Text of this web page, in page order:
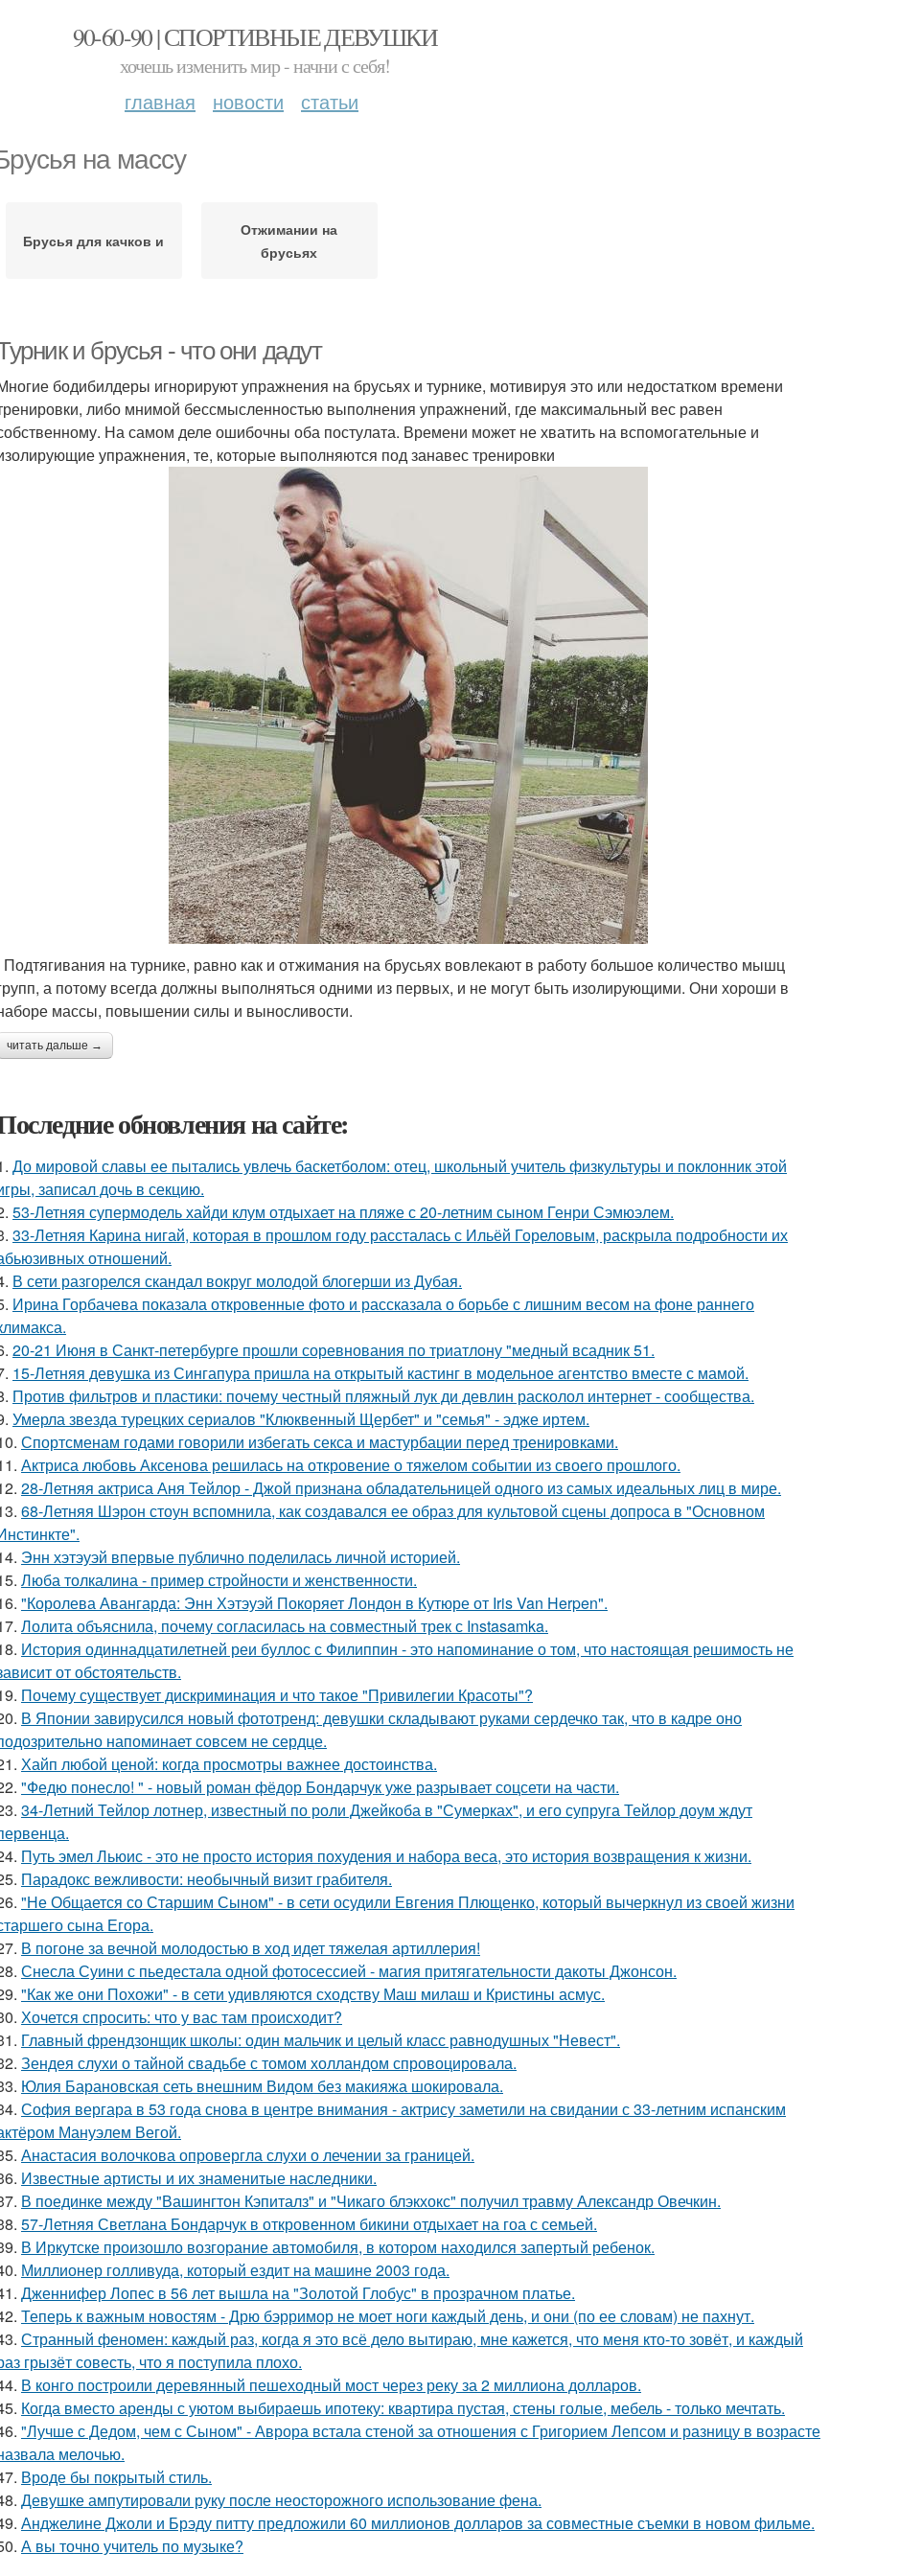
90-60-90 | СПОРТИВНЫЕ ДЕВУШКИ
хочешь изменить мир - начни с себя!
главная новости статьи
на массу
Брусья для качков и
Отжимании на
брусьях
и брусья - что они дадут
бодибилдеры игнорируют упражнения на брусьях и турнике, мотивируя это или недостатком времени
либо мнимой бессмысленностью выполнения упражнений, где максимальный вес равен
На самом деле ошибочны оба постулата. Времени может не хватить на вспомогательные и
упражнения, те, которые выполняются под занавес тренировки
Подтягивания на турнике, равно как и отжимания на брусьях вовлекают в работу большое количество мышц
а потому всегда должны выполняться одними из первых, и не могут быть изолирующими. Они хороши в
массы, повышении силы и выносливости.
читать дальше →
обновления на сайте:
До мировой славы ее пытались увлечь баскетболом: отец, школьный учитель физкультуры и поклонник этой
записал дочь в секцию.
53-Летняя супермодель хайди клум отдыхает на пляже с 20-летним сыном Генри Сэмюэлем.
33-Летняя Карина нигай, которая в прошлом году рассталась с Ильёй Гореловым, раскрыла подробности их
отношений.
В сети разгорелся скандал вокруг молодой блогерши из Дубая.
Ирина Горбачева показала откровенные фото и рассказала о борьбе с лишним весом на фоне раннего
20-21 Июня в Санкт-петербурге прошли соревнования по триатлону "медный всадник 51.
15-Летняя девушка из Сингапура пришла на открытый кастинг в модельное агентство вместе с мамой.
Против фильтров и пластики: почему честный пляжный лук ди девлин расколол интернет - сообщества.
Умерла звезда турецких сериалов "Клюквенный Щербет" и "семья" - эдже иртем.
Спортсменам годами говорили избегать секса и мастурбации перед тренировками.
Актриса любовь Аксенова решилась на откровение о тяжелом событии из своего прошлого.
28-Летняя актриса Аня Тейлор - Джой признана обладательницей одного из самых идеальных лиц в мире.
68-Летняя Шэрон стоун вспомнила, как создавался ее образ для культовой сцены допроса в "Основном
Энн хэтэуэй впервые публично поделилась личной историей.
Люба толкалина - пример стройности и женственности.
"Королева Авангарда: Энн Хэтэуэй Покоряет Лондон в Кутюре от Iris Van Herpen".
Лолита объяснила, почему согласилась на совместный трек с Instasamka.
История одиннадцатилетней реи буллос с Филиппин - это напоминание о том, что настоящая решимость не
от обстоятельств.
Почему существует дискриминация и что такое "Привилегии Красоты"?
В Японии завирусился новый фототренд: девушки складывают руками сердечко так, что в кадре оно
напоминает совсем не сердце.
Хайп любой ценой: когда просмотры важнее достоинства.
"Федю понесло! " - новый роман фёдор Бондарчук уже разрывает соцсети на части.
34-Летний Тейлор лотнер, известный по роли Джейкоба в "Сумерках", и его супруга Тейлор доум ждут
Путь эмел Льюис - это не просто история похудения и набора веса, это история возвращения к жизни.
Парадокс вежливости: необычный визит грабителя.
"Не Общается со Старшим Сыном" - в сети осудили Евгения Плющенко, который вычеркнул из своей жизни
сына Егора.
В погоне за вечной молодостью в ход идет тяжелая артиллерия!
Снесла Суини с пьедестала одной фотосессией - магия притягательности дакоты Джонсон.
"Как же они Похожи" - в сети удивляются сходству Маш милаш и Кристины асмус.
Хочется спросить: что у вас там происходит?
Главный френдзонщик школы: один мальчик и целый класс равнодушных "Невест".
Зендея слухи о тайной свадьбе с томом холландом спровоцировала.
Юлия Барановская сеть внешним Видом без макияжа шокировала.
София вергара в 53 года снова в центре внимания - актрису заметили на свидании с 33-летним испанским
Мануэлем Вегой.
Анастасия волочкова опровергла слухи о лечении за границей.
Известные артисты и их знаменитые наследники.
В поединке между "Вашингтон Кэпиталз" и "Чикаго блэкхокс" получил травму Александр Овечкин.
57-Летняя Светлана Бондарчук в откровенном бикини отдыхает на гоа с семьей.
В Иркутске произошло возгорание автомобиля, в котором находился запертый ребенок.
Миллионер голливуда, который ездит на машине 2003 года.
Дженнифер Лопес в 56 лет вышла на "Золотой Глобус" в прозрачном платье.
Теперь к важным новостям - Дрю бэрримор не моет ноги каждый день, и они (по ее словам) не пахнут.
Странный феномен: каждый раз, когда я это всё дело вытираю, мне кажется, что меня кто-то зовёт, и каждый
грызёт совесть, что я поступила плохо.
В конго построили деревянный пешеходный мост через реку за 2 миллиона долларов.
Когда вместо аренды с уютом выбираешь ипотеку: квартира пустая, стены голые, мебель - только мечтать.
"Лучше с Дедом, чем с Сыном" - Аврора встала стеной за отношения с Григорием Лепсом и разницу в возрасте
мелочью.
Вроде бы покрытый стиль.
Девушке ампутировали руку после неосторожного использование фена.
Анджелине Джоли и Брэду питту предложили 60 миллионов долларов за совместные съемки в новом фильме.
А вы точно учитель по музыке?